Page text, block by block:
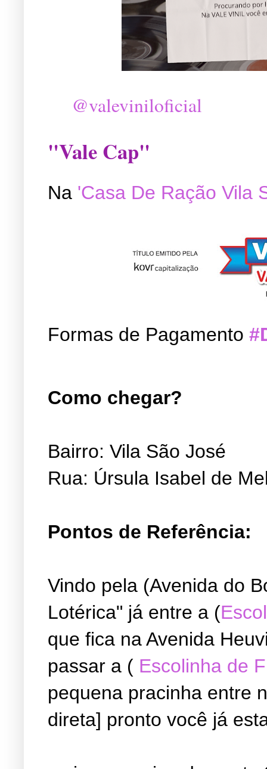
@valeviniloficial
"Vale Cap"
Na 'Casa De Ração Vila
Formas de Pagamento
Como chegar?
Bairro: Vila São José
Rua: Úrsula Isabel de
Pontos de Referência:
Vindo pela (Avenida do
Lotérica" já entre a (
que fica na Avenida
passar a ( Escolinha de
pequena pracinha entre
direta] pronto você já